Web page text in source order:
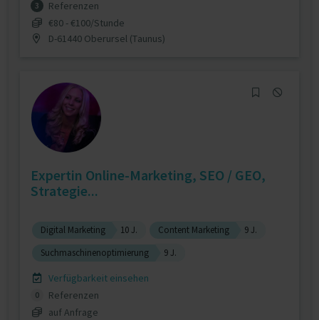
3
Referenzen
€80 - €100/Stunde
D-61440 Oberursel (Taunus)
Expertin Online-Marketing, SEO / GEO,
Strategie...
Digital Marketing 10 J. Content Marketing
9 J.
Suchmaschinenoptimierung
9 J.
Verfügbarkeit einsehen
0
Referenzen
auf Anfrage